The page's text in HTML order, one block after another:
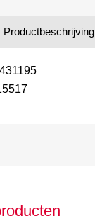
Productbeschrijving
431195